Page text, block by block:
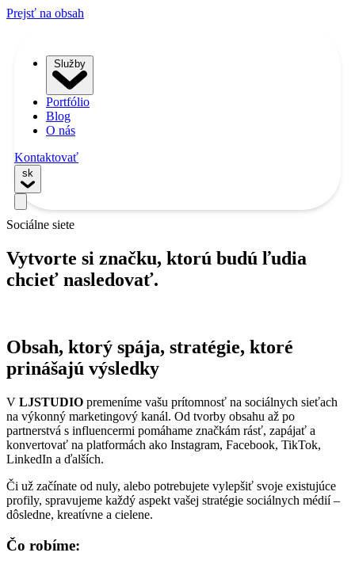
Prejsť na obsah
Služby
Portfólio
Blog
O nás
Kontaktovať
sk
Sociálne siete
Vytvorte si značku, ktorú budú ľudia
chcieť nasledovať.
Obsah, ktorý spája, stratégie, ktoré
prinášajú výsledky
V LJSTUDIO premeníme vašu prítomnosť na sociálnych sieťach
na výkonný marketingový kanál. Od tvorby obsahu až po
partnerstvá s influencermi pomáhame značkám rásť, zapájať a
konvertovať na platformách ako Instagram, Facebook, TikTok,
LinkedIn a ďalších.
Či už začínate od nuly, alebo potrebujete vylepšiť svoje existujúce
profily, spravujeme každý aspekt vašej stratégie sociálnych médií –
dôsledne, kreatívne a cielene.
Čo robíme: